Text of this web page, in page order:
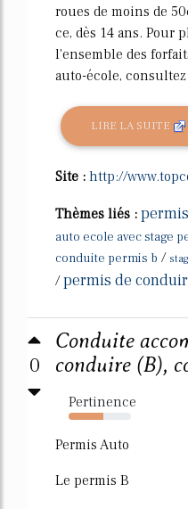
roues de moins de
ce, dès 14 ans. Pour
l'ensemble des
auto-école,
LIRE LA SUITE
Site : http://
Thèmes liés :
auto ecole avec stage
conduite permis b /
/permis de
0
Conduite
conduire (B),
Pertinence
56%
Permis Auto
Le permis B